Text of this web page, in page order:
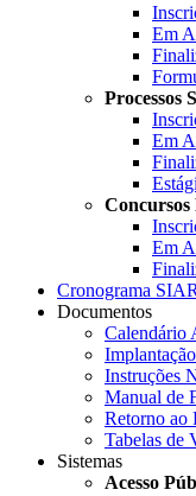
Em
Processos
Em
Concursos
Em
Cronograma
Documentos
Calendário
Instruções
Manual de
Retorno ao
Tabelas de
Sistemas
Acesso